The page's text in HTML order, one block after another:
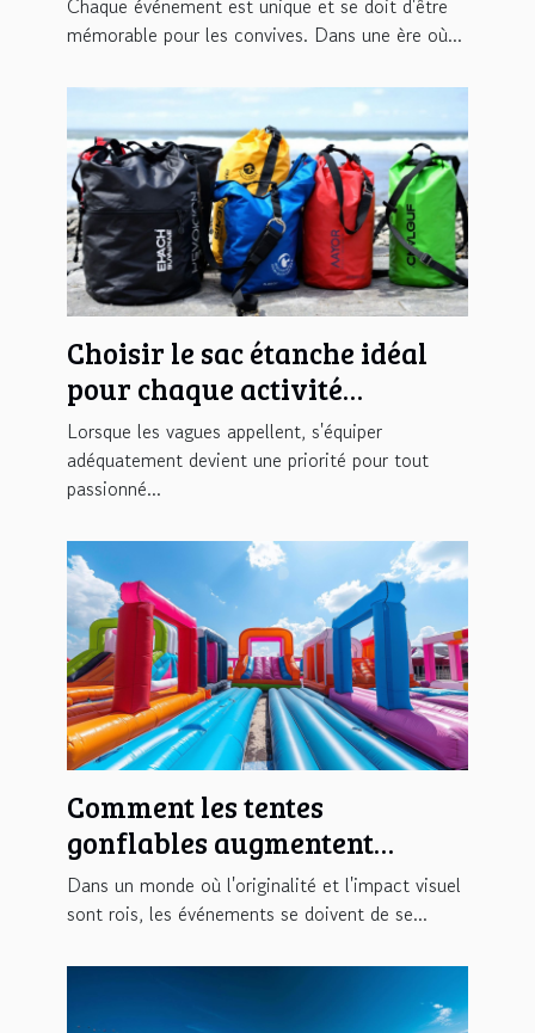
Chaque événement est unique et se doit d'être
mémorable pour les convives. Dans une ère où...
Choisir le sac étanche idéal
pour chaque activité
nautique
Lorsque les vagues appellent, s'équiper
adéquatement devient une priorité pour tout
passionné...
Comment les tentes
gonflables augmentent
l'impact visuel des
événements
Dans un monde où l'originalité et l'impact visuel
sont rois, les événements se doivent de se...